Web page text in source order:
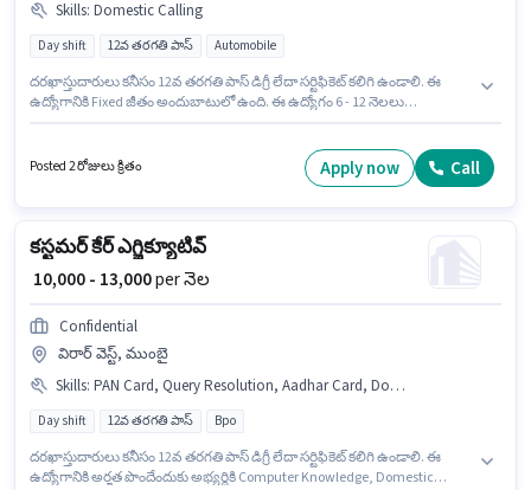
Skills: Domestic Calling
Day shift 12వ తరగతి పాస్ Automobile
దరఖాస్తుదారులు కనీసం 12వ తరగతి పాస్ డిగ్రీ లేదా సర్టిఫికెట్ కలిగి ఉండాలి. ఈ
ఉద్యోగానికి Fixed జీతం అందుబాటులో ఉంది. ఈ ఉద్యోగం 6 - 12 నెలలు
Domestic Calling వంటి నైపుణ్యాలు ఉండాలి. ఈ ఉద్యోగం కోరమంగల, బెంగళూరు
లో ఉంది. అభ్యర్థి తమిళ్, కన్నడ లో నిపుణుడిగా ఉండాలి.
Posted 2 రోజులు క్రితం Apply now Call
కస్టమర్ కేర్ ఎగ్జిక్యూటివ్
₹ 10,000 - 13,000per నెల
Confidential
విరార్ వెస్ట్, ముంబై
Skills: PAN Card, Query Resolution, Aadhar Card, Domestic Calling, Bank Account, Computer Knowledge
Day shift 12వ తరగతి పాస్ Bpo
దరఖాస్తుదారులు కనీసం 12వ తరగతి పాస్ డిగ్రీ లేదా సర్టిఫికెట్ కలిగి ఉండాలి. ఈ
ఉద్యోగానికి అర్హత పొందేందుకు అభ్యర్థికి Computer Knowledge, Domestic